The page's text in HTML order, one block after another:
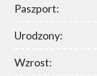
Paszport:
Urodzony:
Wzrost: